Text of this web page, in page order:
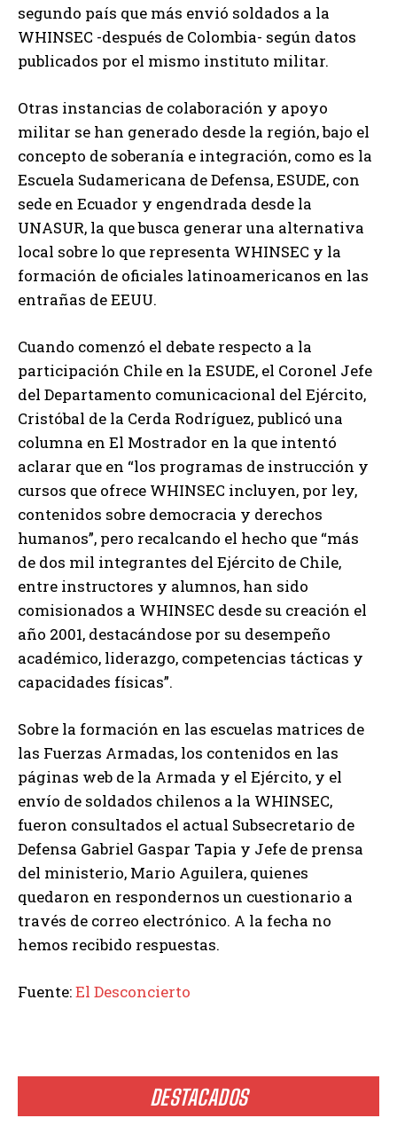
DESTACADOS
segundo país que más envió soldados a la
WHINSEC -después de Colombia- según datos
publicados por el mismo instituto militar.
Otras instancias de colaboración y apoyo
militar se han generado desde la región, bajo el
concepto de soberanía e integración, como es la
Escuela Sudamericana de Defensa, ESUDE, con
sede en Ecuador y engendrada desde la
UNASUR, la que busca generar una alternativa
local sobre lo que representa WHINSEC y la
formación de oficiales latinoamericanos en las
entrañas de EEUU.
Cuando comenzó el debate respecto a la
participación Chile en la ESUDE, el Coronel Jefe
del Departamento comunicacional del Ejército,
Cristóbal de la Cerda Rodríguez, publicó una
columna en El Mostrador en la que intentó
aclarar que en “los programas de instrucción y
cursos que ofrece WHINSEC incluyen, por ley,
contenidos sobre democracia y derechos
humanos”, pero recalcando el hecho que “más
de dos mil integrantes del Ejército de Chile,
entre instructores y alumnos, han sido
comisionados a WHINSEC desde su creación el
año 2001, destacándose por su desempeño
académico, liderazgo, competencias tácticas y
capacidades físicas”.
Sobre la formación en las escuelas matrices de
las Fuerzas Armadas, los contenidos en las
páginas web de la Armada y el Ejército, y el
envío de soldados chilenos a la WHINSEC,
fueron consultados el actual Subsecretario de
Defensa Gabriel Gaspar Tapia y Jefe de prensa
del ministerio, Mario Aguilera, quienes
quedaron en respondernos un cuestionario a
través de correo electrónico. A la fecha no
hemos recibido respuestas.
Fuente:El Desconcierto